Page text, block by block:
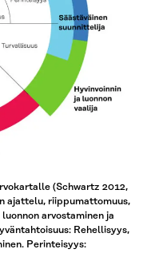
(Schwartz 2012,
ajattelu, riippumattomuus,
arvostaminen ja
Rehellisyys,
Perinteisyys: